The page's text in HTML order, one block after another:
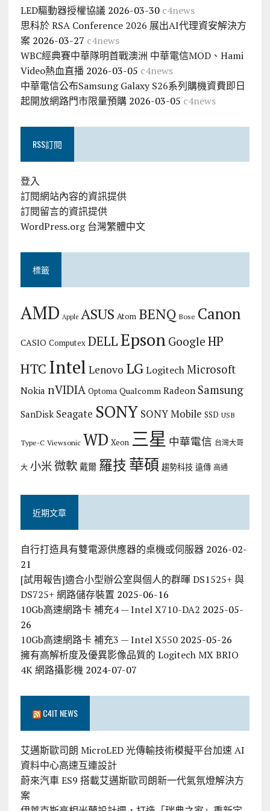
LED驅動器授權協議 2026-03-30 c4news
思科於 RSA Conference 2026 展出AI代理資安解決方
案 2026-03-27 c4news
WBC經典賽中華隊明首戰澳洲 中華電信MOD、Hami
Video熱血直播 2026-03-05 c4news
中華電信公布Samsung Galaxy S26系列購機資費即日
起開放網路門市限量預購 2026-03-05 c4news
RSS訂閱
登入
訂閱網站內容的資訊提供
訂閱留言的資訊提供
WordPress.org 台灣繁體中文
標籤
AMD Apple ASUS Atom BENQ Bose Canon
CASIO Computex DELLEpson Google HP
HTC Intel Lenovo LG Logitech Microsoft
Nokia nVIDIA Optoma Qualcomm Radeon Samsung
SanDisk Seagate SONY SONY Mobile SSD USB
Type-C Viewsonic WD Xeon 三星 中華電信 台灣大哥
大 小米微軟 戴爾 羅技華碩 趨勢科技 遠傳 高通
近期文章
自行打造具有雙電源供應器的桌機或伺服器 2026-02-
21
[試用報告]適合小型辦公室與個人的群暉 DS1525+ 與
DS725+ 網路儲存裝置 2025-06-16
10Gb高速網路卡 補充4 — Intel X710-DA2 2025-05-
26
10Gb高速網路卡 補充3 — Intel X550 2025-05-26
擁有高解析度及優異影像品質的 Logitech MX BRIO
4K 網路攝影機 2024-07-07
C4IT NEWS
艾邁斯歐司朗 MicroLED 光傳輸技術模擬平台加速 AI
資料中心高速互連設計
蔚來汽車 ES9 搭載艾邁斯歐司朗新一代氣氛燈解決方
案